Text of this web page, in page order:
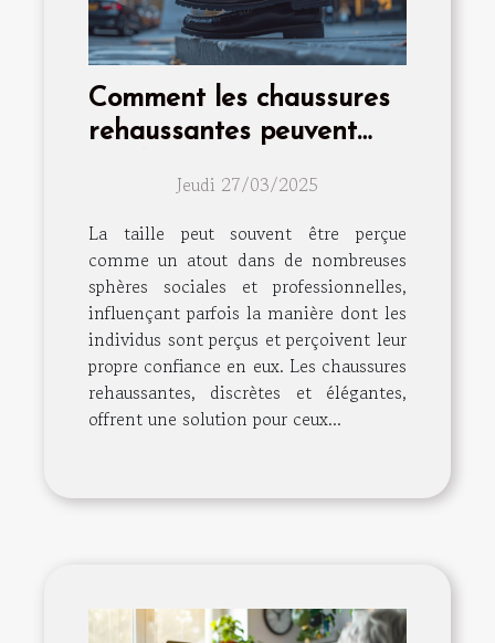
Comment les chaussures
rehaussantes peuvent
Jeudi 27/03/2025
La taille peut souvent être perçue
comme un atout dans de nombreuses
sphères sociales et professionnelles,
influençant parfois la manière dont les
individus sont perçus et perçoivent leur
propre confiance en eux. Les chaussures
rehaussantes, discrètes et élégantes,
offrent une solution pour ceux...